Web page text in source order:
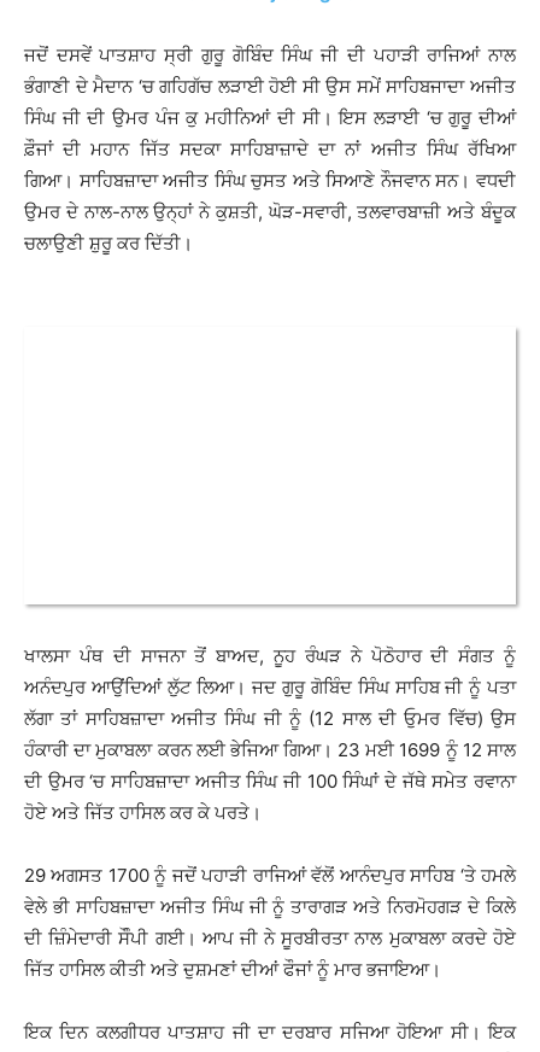
ਜਦੋਂ ਦਸਵੇਂ ਪਾਤਸ਼ਾਹ ਸ੍ਰੀ ਗੁਰੂ ਗੋਬਿੰਦ ਸਿੰਘ ਜੀ ਦੀ ਪਹਾੜੀ ਰਾਜਿਆਂ ਨਾਲ
ਭੰਗਾਣੀ ਦੇ ਮੈਦਾਨ ‘ਚ ਗਹਿਗੱਚ ਲੜਾਈ ਹੋਈ ਸੀ ਉਸ ਸਮੇਂ ਸਾਹਿਬਜਾਦਾ ਅਜੀਤ
ਸਿੰਘ ਜੀ ਦੀ ਉਮਰ ਪੰਜ ਕੁ ਮਹੀਨਿਆਂ ਦੀ ਸੀ। ਇਸ ਲੜਾਈ ‘ਚ ਗੁਰੂ ਦੀਆਂ
ਫ਼ੌਜਾਂ ਦੀ ਮਹਾਨ ਜਿੱਤ ਸਦਕਾ ਸਾਹਿਬਾਜ਼ਾਦੇ ਦਾ ਨਾਂ ਅਜੀਤ ਸਿੰਘ ਰੱਖਿਆ
ਗਿਆ। ਸਾਹਿਬਜ਼ਾਦਾ ਅਜੀਤ ਸਿੰਘ ਚੁਸਤ ਅਤੇ ਸਿਆਣੇ ਨੌਜਵਾਨ ਸਨ। ਵਧਦੀ
ਉਮਰ ਦੇ ਨਾਲ-ਨਾਲ ਉਨ੍ਹਾਂ ਨੇ ਕੁਸ਼ਤੀ, ਘੋੜ-ਸਵਾਰੀ, ਤਲਵਾਰਬਾਜ਼ੀ ਅਤੇ ਬੰਦੂਕ
ਚਲਾਉਣੀ ਸ਼ੁਰੂ ਕਰ ਦਿੱਤੀ।
ਖਾਲਸਾ ਪੰਥ ਦੀ ਸਾਜਨਾ ਤੋਂ ਬਾਅਦ, ਨੂਹ ਰੰਘੜ ਨੇ ਪੋਠੋਹਾਰ ਦੀ ਸੰਗਤ ਨੂੰ
ਅਨੰਦਪੁਰ ਆਉਂਦਿਆਂ ਲੁੱਟ ਲਿਆ। ਜਦ ਗੁਰੂ ਗੋਬਿੰਦ ਸਿੰਘ ਸਾਹਿਬ ਜੀ ਨੂੰ ਪਤਾ
ਲੱਗਾ ਤਾਂ ਸਾਹਿਬਜ਼ਾਦਾ ਅਜੀਤ ਸਿੰਘ ਜੀ ਨੂੰ (12 ਸਾਲ ਦੀ ਓੁਮਰ ਵਿੱਚ) ਉਸ
ਹੰਕਾਰੀ ਦਾ ਮੁਕਾਬਲਾ ਕਰਨ ਲਈ ਭੇਜਿਆ ਗਿਆ। 23 ਮਈ 1699 ਨੂੰ 12 ਸਾਲ
ਦੀ ਉਮਰ ‘ਚ ਸਾਹਿਬਜ਼ਾਦਾ ਅਜੀਤ ਸਿੰਘ ਜੀ 100 ਸਿੰਘਾਂ ਦੇ ਜੱਥੇ ਸਮੇਤ ਰਵਾਨਾ
ਹੋਏ ਅਤੇ ਜਿੱਤ ਹਾਸਿਲ ਕਰ ਕੇ ਪਰਤੇ।
29 ਅਗਸਤ 1700 ਨੂੰ ਜਦੋਂ ਪਹਾੜੀ ਰਾਜਿਆਂ ਵੱਲੋਂ ਆਨੰਦਪੁਰ ਸਾਹਿਬ ‘ਤੇ ਹਮਲੇ
ਵੇਲੇ ਭੀ ਸਾਹਿਬਜ਼ਾਦਾ ਅਜੀਤ ਸਿੰਘ ਜੀ ਨੂੰ ਤਾਰਾਗੜ ਅਤੇ ਨਿਰਮੋਹਗੜ ਦੇ ਕਿਲੇ
ਦੀ ਜ਼ਿੰਮੇਦਾਰੀ ਸੌੰਪੀ ਗਈ। ਆਪ ਜੀ ਨੇ ਸੂਰਬੀਰਤਾ ਨਾਲ ਮੁਕਾਬਲਾ ਕਰਦੇ ਹੋਏ
ਜਿੱਤ ਹਾਸਿਲ ਕੀਤੀ ਅਤੇ ਦੁਸ਼ਮਣਾਂ ਦੀਆਂ ਫੌਜਾਂ ਨੂੰ ਮਾਰ ਭਜਾਇਆ।
ਇਕ ਦਿਨ ਕਲਗੀਧਰ ਪਾਤਸ਼ਾਹ ਜੀ ਦਾ ਦਰਬਾਰ ਸਜਿਆ ਹੋਇਆ ਸੀ। ਇਕ